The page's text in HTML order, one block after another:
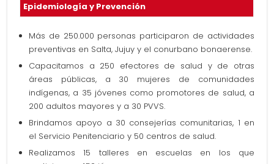
Epidemiología y Prevención
Más de 250.000 personas participaron de actividades
preventivas en Salta, Jujuy y el conurbano bonaerense.
Capacitamos a 250 efectores de salud y de otras
áreas públicas, a 30 mujeres de comunidades
indígenas, a 35 jóvenes como promotores de salud, a
200 adultos mayores y a 30 PVVS.
Brindamos apoyo a 30 consejerías comunitarias, 1 en
el Servicio Penitenciario y 50 centros de salud.
Realizamos 15 talleres en escuelas en los que